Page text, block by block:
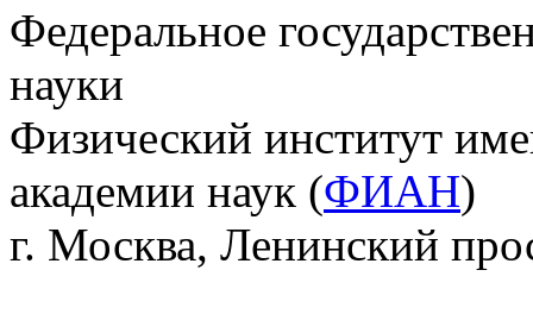
Федеральное
науки
Физический институт
академии наук (ФИАН)
г. Москва, Ленинский